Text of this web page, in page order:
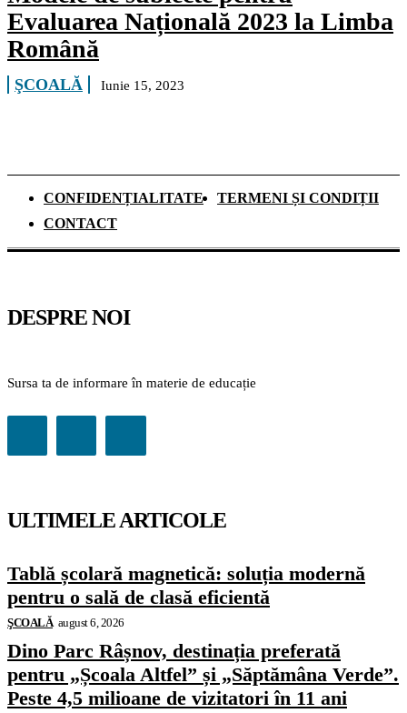
Evaluarea Națională 2023 la Limba
Română
ŞCOALĂ Iunie 15, 2023
CONFIDENȚIALITATE
TERMENI ȘI CONDIȚII
CONTACT
DESPRE NOI
Sursa ta de informare în materie de educație
ULTIMELE ARTICOLE
Tablă școlară magnetică: soluția modernă
pentru o sală de clasă eficientă
ŞCOALĂ august 6, 2026
Dino Parc Râșnov, destinația preferată
pentru „Școala Altfel” și „Săptămâna Verde”.
Peste 4,5 milioane de vizitatori în 11 ani